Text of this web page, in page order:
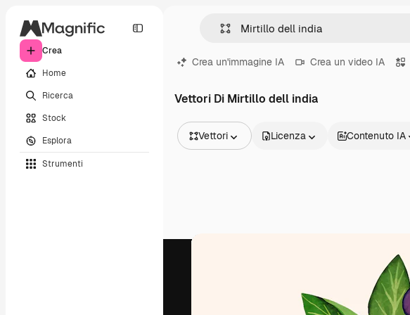
Crea
Home
Ricerca
Stock
Esplora
Strumenti
Crea un'immagine IA Crea un video IA
Vettori Di Mirtillo dell india
Vettori
Video
Licenza Contenuto IA